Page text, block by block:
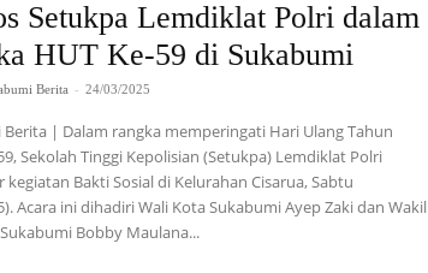
Setukpa Lemdiklat Polri dalam
HUT Ke-59 di Sukabumi
Berita - 24/03/2025
Berita | Dalam rangka memperingati Hari Ulang Tahun
Sekolah Tinggi Kepolisian (Setukpa) Lemdiklat Polri
kegiatan Bakti Sosial di Kelurahan Cisarua, Sabtu
Acara ini dihadiri Wali Kota Sukabumi Ayep Zaki dan Wakil
Bobby Maulana...